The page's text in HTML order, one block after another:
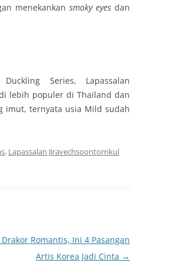
menekankansmoky eyesdan
Series, Lapassalan
lebih populer di Thailand dan
imut, ternyata usia Mild sudah
, Lapassalan Jiravechsoontornkul
Romantis, Ini 4 Pasangan
Artis Korea Jadi Cinta →